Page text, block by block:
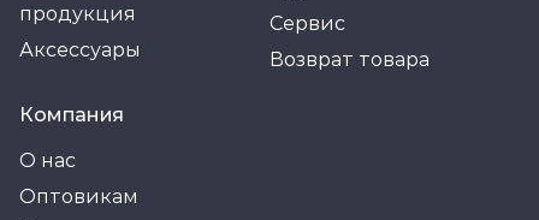
продукция
Аксессуары
Сервис
Возврат товара
Компания
О нас
Оптовикам